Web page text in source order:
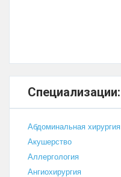
Специализации:
Абдоминальная хирургия
Акушерство
Аллергология
Ангиохирургия